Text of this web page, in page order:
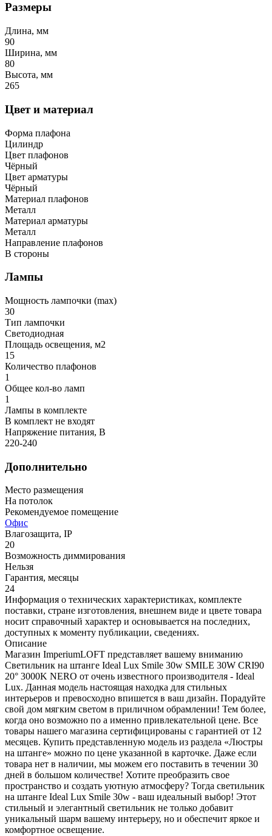
Размеры
Длина, мм
90
Ширина, мм
80
Высота, мм
265
Цвет и материал
Форма плафона
Цилиндр
Цвет плафонов
Чёрный
Цвет арматуры
Чёрный
Материал плафонов
Металл
Материал арматуры
Металл
Направление плафонов
В стороны
Лампы
Мощность лампочки (max)
30
Тип лампочки
Светодиодная
Площадь освещения, м2
15
Количество плафонов
1
Общее кол-во ламп
1
Лампы в комплекте
В комплект не входят
Напряжение питания, В
220-240
Дополнительно
Место размещения
На потолок
Рекомендуемое помещение
Офис
Влагозащита, IP
20
Возможность диммирования
Нельзя
Гарантия, месяцы
24
Информация о технических характеристиках, комплекте
поставки, стране изготовления, внешнем виде и цвете товара
носит справочный характер и основывается на последних,
доступных к моменту публикации, сведениях.
Описание
Магазин ImperiumLOFT представляет вашему вниманию
Светильник на штанге Ideal Lux Smile 30w SMILE 30W CRI90
20° 3000K NERO от очень известного производителя - Ideal
Lux. Данная модель настоящая находка для стильных
интерьеров и превосходно впишется в ваш дизайн. Порадуйте
свой дом мягким светом в приличном обрамлении! Тем более,
когда оно возможно по а именно привлекательной цене. Все
товары нашего магазина сертифицированы с гарантией от 12
месяцев. Купить представленную модель из раздела «Люстры
на штанге» можно по цене указанной в карточке. Даже если
товара нет в наличии, мы можем его поставить в течении 30
дней в большом количестве! Хотите преобразить свое
пространство и создать уютную атмосферу? Тогда светильник
на штанге Ideal Lux Smile 30w - ваш идеальный выбор! Этот
стильный и элегантный светильник не только добавит
уникальный шарм вашему интерьеру, но и обеспечит яркое и
комфортное освещение.